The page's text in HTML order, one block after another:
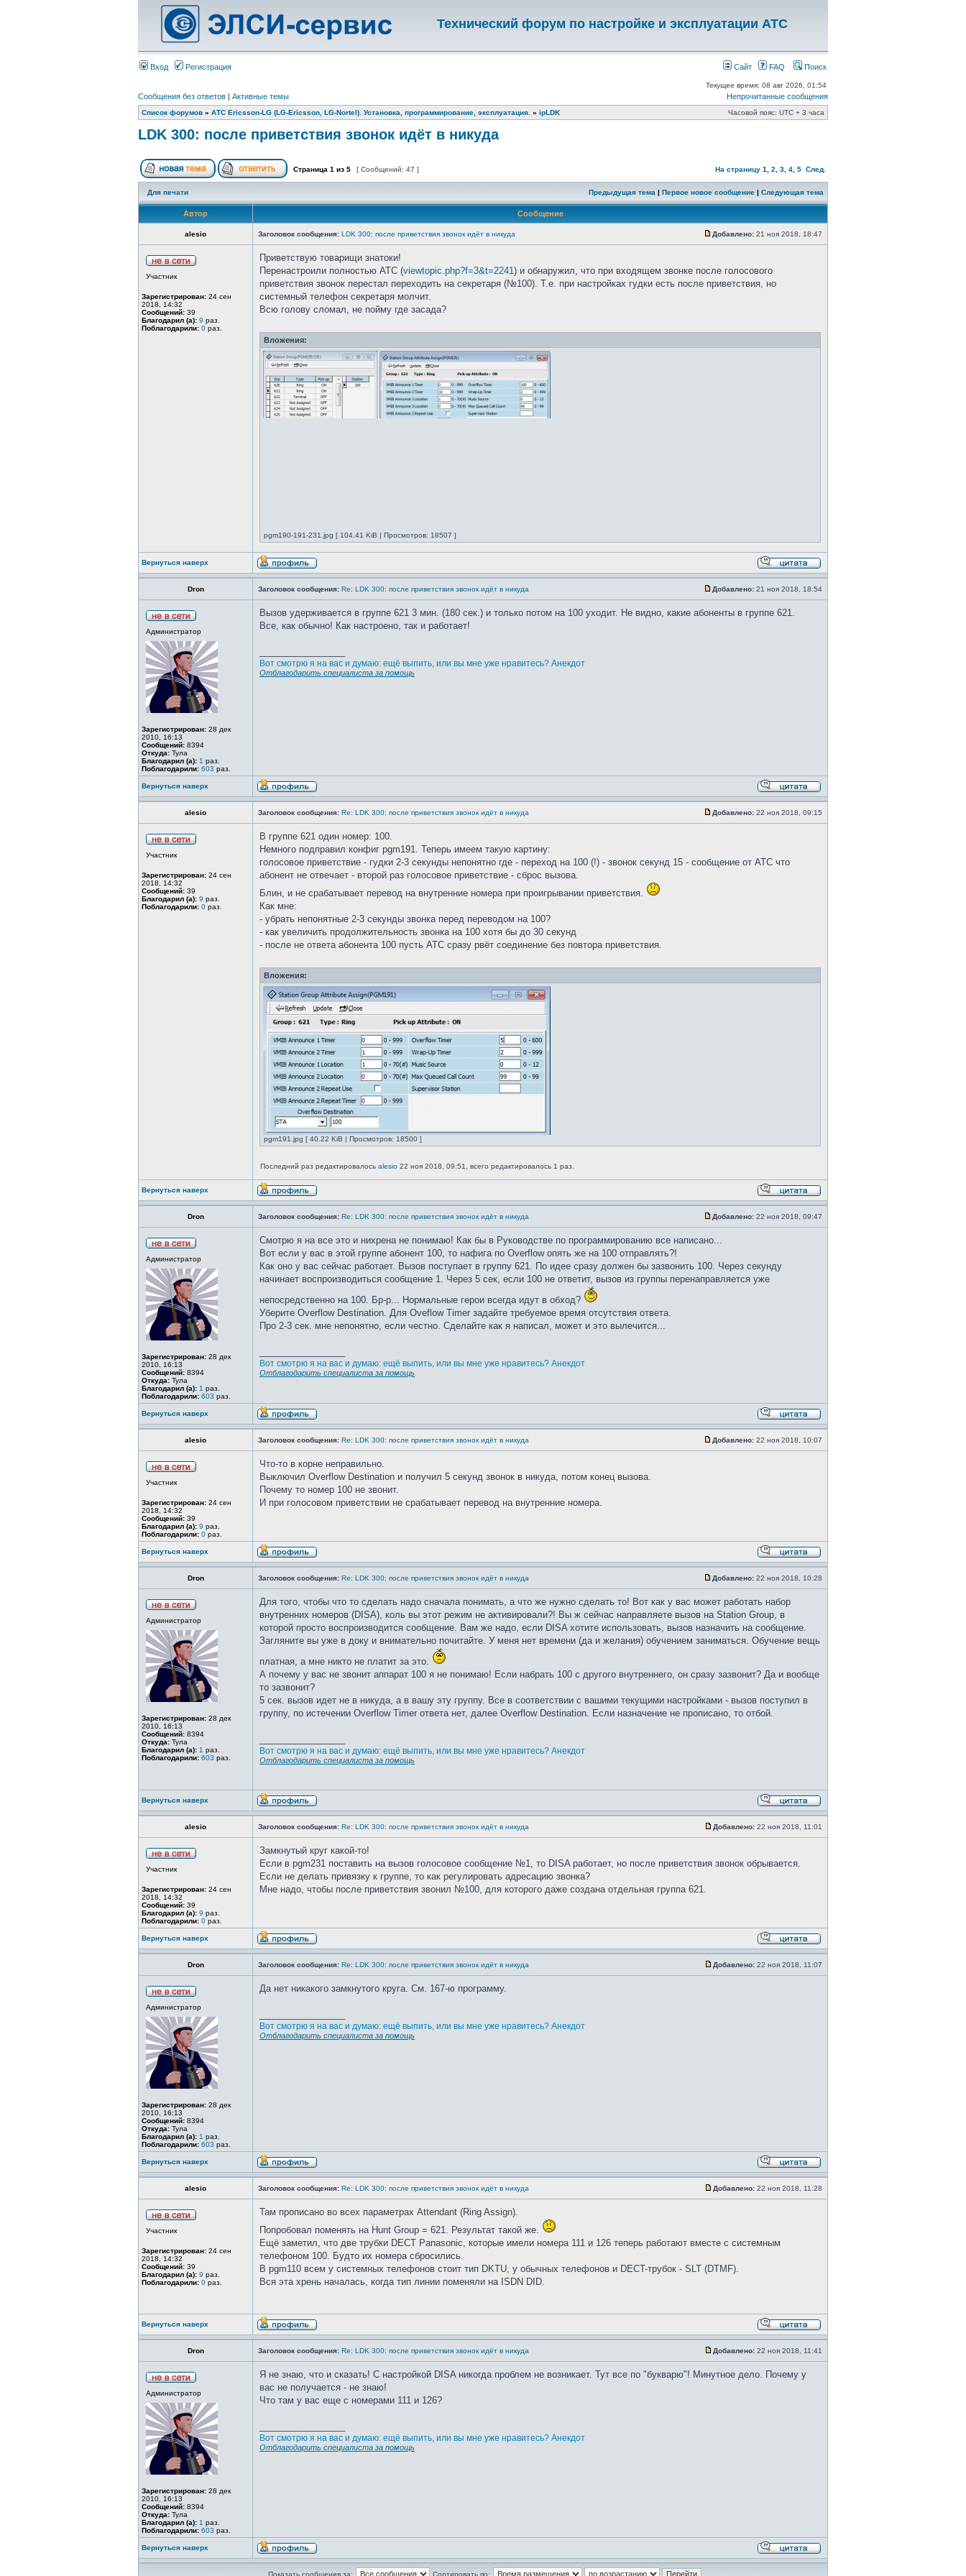
Технический форум по настройке и эксплуатации АТС
Вход Регистрация Сайт FAQ Поиск
Текущее время: 08 авг 2026, 01:54
Сообщения без ответов | Активные темы Непрочитанные сообщения
Список форумов » АТС Ericsson-LG (LG-Ericsson, LG-Nortel). Установка, программирование, эксплуатация. » ipLDK Часовой пояс: UTC + 3 часа
LDK 300: после приветствия звонок идёт в никуда
Страница 1 из 5 [ Сообщений: 47 ] На страницу 1 2 3 4 5 След.
Для печати Предыдущая тема | Первое новое сообщение | Следующая тема
Автор Сообщение
alesio Заголовок сообщения: LDK 300: после приветствия звонок идёт в никуда Добавлено: 21 ноя 2018, 18:47
Участник
Зарегистрирован: 24 сен
2018, 14:32
Сообщений: 39
Благодарил (а): 9 раз.
Поблагодарили: 0 раз.
Приветствую товарищи знатоки!
Перенастроили полностью АТС (viewtopic.php?f=3&t=2241) и обнаружил, что при входящем звонке после голосового
приветствия звонок перестал переходить на секретаря (№100). Т.е. при настройках гудки есть после приветствия, но
системный телефон секретаря молчит.
Всю голову сломал, не пойму где засада?
Вложения:
pgm190-191-231.jpg [ 104.41 KiB | Просмотров: 18507 ]
Вернуться наверх
Dron Заголовок сообщения: Re: LDK 300: после приветствия звонок идёт в никуда Добавлено: 21 ноя 2018, 18:54
Администратор
Зарегистрирован: 28 дек
2010, 16:13
Сообщений: 8394
Откуда: Тула
Благодарил (а): 1 раз.
Поблагодарили: 603 раз.
Вызов удерживается в группе 621 3 мин. (180 сек.) и только потом на 100 уходит. Не видно, какие абоненты в группе 621.
Все, как обычно! Как настроено, так и работает!
Вот смотрю я на вас и думаю: ещё выпить, или вы мне уже нравитесь? Анекдот
Отблагодарить специалиста за помощь
Вернуться наверх
alesio Заголовок сообщения: Re: LDK 300: после приветствия звонок идёт в никуда Добавлено: 22 ноя 2018, 09:15
Участник
Зарегистрирован: 24 сен
2018, 14:32
Сообщений: 39
Благодарил (а): 9 раз.
Поблагодарили: 0 раз.
В группе 621 один номер: 100.
Немного подправил конфиг pgm191. Теперь имеем такую картину:
голосовое приветствие - гудки 2-3 секунды непонятно где - переход на 100 (!) - звонок секунд 15 - сообщение от АТС что
абонент не отвечает - второй раз голосовое приветствие - сброс вызова.
Блин, и не срабатывает перевод на внутренние номера при проигрывании приветствия.
Как мне:
- убрать непонятные 2-3 секунды звонка перед переводом на 100?
- как увеличить продолжительность звонка на 100 хотя бы до 30 секунд
- после не ответа абонента 100 пусть АТС сразу рвёт соединение без повтора приветствия.
Вложения:
pgm191.jpg [ 40.22 KiB | Просмотров: 18500 ]
Последний раз редактировалось alesio 22 ноя 2018, 09:51, всего редактировалось 1 раз.
Вернуться наверх
Dron Заголовок сообщения: Re: LDK 300: после приветствия звонок идёт в никуда Добавлено: 22 ноя 2018, 09:47
Администратор
Зарегистрирован: 28 дек
2010, 16:13
Сообщений: 8394
Откуда: Тула
Благодарил (а): 1 раз.
Поблагодарили: 603 раз.
Смотрю я на все это и нихрена не понимаю! Как бы в Руководстве по программированию все написано...
Вот если у вас в этой группе абонент 100, то нафига по Overflow опять же на 100 отправлять?!
Как оно у вас сейчас работает. Вызов поступает в группу 621. По идее сразу должен бы зазвонить 100. Через секунду
начинает воспроизводиться сообщение 1. Через 5 сек, если 100 не ответит, вызов из группы перенаправляется уже
непосредственно на 100. Бр-р... Нормальные герои всегда идут в обход?
Уберите Overflow Destination. Для Oveflow Timer задайте требуемое время отсутствия ответа.
Про 2-3 сек. мне непонятно, если честно. Сделайте как я написал, может и это вылечится...
Вот смотрю я на вас и думаю: ещё выпить, или вы мне уже нравитесь? Анекдот
Отблагодарить специалиста за помощь
Вернуться наверх
alesio Заголовок сообщения: Re: LDK 300: после приветствия звонок идёт в никуда Добавлено: 22 ноя 2018, 10:07
Участник
Зарегистрирован: 24 сен
2018, 14:32
Сообщений: 39
Благодарил (а): 9 раз.
Поблагодарили: 0 раз.
Что-то в корне неправильно.
Выключил Overflow Destination и получил 5 секунд звонок в никуда, потом конец вызова.
Почему то номер 100 не звонит.
И при голосовом приветствии не срабатывает перевод на внутренние номера.
Вернуться наверх
Dron Заголовок сообщения: Re: LDK 300: после приветствия звонок идёт в никуда Добавлено: 22 ноя 2018, 10:28
Администратор
Зарегистрирован: 28 дек
2010, 16:13
Сообщений: 8394
Откуда: Тула
Благодарил (а): 1 раз.
Поблагодарили: 603 раз.
Для того, чтобы что то сделать надо сначала понимать, а что же нужно сделать то! Вот как у вас может работать набор
внутренних номеров (DISA), коль вы этот режим не активировали?! Вы ж сейчас направляете вызов на Station Group, в
которой просто воспроизводится сообщение. Вам же надо, если DISA хотите использовать, вызов назначить на сообщение.
Загляните вы уже в доку и внимательно почитайте. У меня нет времени (да и желания) обучением заниматься. Обучение вещь
платная, а мне никто не платит за это.
А почему у вас не звонит аппарат 100 я не понимаю! Если набрать 100 с другого внутреннего, он сразу зазвонит? Да и вообще
то зазвонит?
5 сек. вызов идет не в никуда, а в вашу эту группу. Все в соответствии с вашими текущими настройками - вызов поступил в
группу, по истечении Overflow Timer ответа нет, далее Overflow Destination. Если назначение не прописано, то отбой.
Вот смотрю я на вас и думаю: ещё выпить, или вы мне уже нравитесь? Анекдот
Отблагодарить специалиста за помощь
Вернуться наверх
alesio Заголовок сообщения: Re: LDK 300: после приветствия звонок идёт в никуда Добавлено: 22 ноя 2018, 11:01
Участник
Зарегистрирован: 24 сен
2018, 14:32
Сообщений: 39
Благодарил (а): 9 раз.
Поблагодарили: 0 раз.
Замкнутый круг какой-то!
Если в pgm231 поставить на вызов голосовое сообщение №1, то DISA работает, но после приветствия звонок обрывается.
Если не делать привязку к группе, то как регулировать адресацию звонка?
Мне надо, чтобы после приветствия звонил №100, для которого даже создана отдельная группа 621.
Вернуться наверх
Dron Заголовок сообщения: Re: LDK 300: после приветствия звонок идёт в никуда Добавлено: 22 ноя 2018, 11:07
Администратор
Зарегистрирован: 28 дек
2010, 16:13
Сообщений: 8394
Откуда: Тула
Благодарил (а): 1 раз.
Поблагодарили: 603 раз.
Да нет никакого замкнутого круга. См. 167-ю программу.
Вот смотрю я на вас и думаю: ещё выпить, или вы мне уже нравитесь? Анекдот
Отблагодарить специалиста за помощь
Вернуться наверх
alesio Заголовок сообщения: Re: LDK 300: после приветствия звонок идёт в никуда Добавлено: 22 ноя 2018, 11:28
Участник
Зарегистрирован: 24 сен
2018, 14:32
Сообщений: 39
Благодарил (а): 9 раз.
Поблагодарили: 0 раз.
Там прописано во всех параметрах Attendant (Ring Assign).
Попробовал поменять на Hunt Group = 621. Результат такой же.
Ещё заметил, что две трубки DECT Panasonic, которые имели номера 111 и 126 теперь работают вместе с системным
телефоном 100. Будто их номера сбросились.
В pgm110 всем у системных телефонов стоит тип DKTU, у обычных телефонов и DECT-трубок - SLT (DTMF).
Вся эта хрень началась, когда тип линии поменяли на ISDN DID.
Вернуться наверх
Dron Заголовок сообщения: Re: LDK 300: после приветствия звонок идёт в никуда Добавлено: 22 ноя 2018, 11:41
Администратор
Зарегистрирован: 28 дек
2010, 16:13
Сообщений: 8394
Откуда: Тула
Благодарил (а): 1 раз.
Поблагодарили: 603 раз.
Я не знаю, что и сказать! C настройкой DISA никогда проблем не возникает. Тут все по "букварю"! Минутное дело. Почему у
вас не получается - не знаю!
Что там у вас еще с номерами 111 и 126?
Вот смотрю я на вас и думаю: ещё выпить, или вы мне уже нравитесь? Анекдот
Отблагодарить специалиста за помощь
Вернуться наверх
Показать сообщения за: Сортировать по: